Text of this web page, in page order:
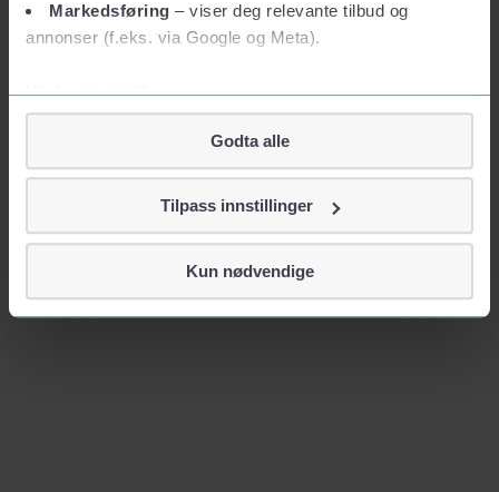
Markedsføring – viser deg relevante tilbud og
annonser (f.eks. via Google og Meta).
Vil du vite mer?
Om informasjonskapsler
Googles retningslinjer for personvern
Vi tar ditt personvern på alvor
identifiserer deg, som navn eller telefonnummer.
Godta alle
Tilpass innstillinger
Kun nødvendige